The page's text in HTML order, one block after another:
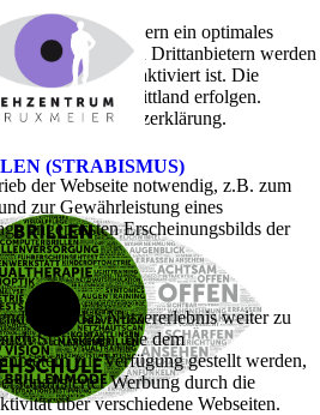
(STRABISMUS)
um Besuchern ein optimales
Inhalte von Drittanbietern werden
Option aktiviert ist. Die
auch in einem Drittland erfolgen.
der Datenschutzerklärung.
der Webseite notwendig, z.B. zum
zur Gewährleistung eines
angepassten Erscheinungsbilds der
um das Nutzererlebnis weiter zu
Statistiken, die dem
zur Verfügung gestellt werden,
Werbung durch die
über verschiedene Webseiten.